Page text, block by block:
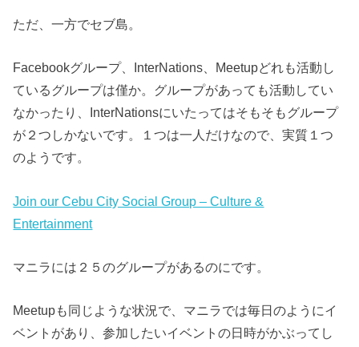
ただ、一方でセブ島。
Facebookグループ、InterNations、Meetupどれも活動し
ているグループは僅か。グループがあっても活動してい
なかったり、InterNationsにいたってはそもそもグループ
が２つしかないです。１つは一人だけなので、実質１つ
のようです。
Join our Cebu City Social Group – Culture &
Entertainment
マニラには２５のグループがあるのにです。
Meetupも同じような状況で、マニラでは毎日のようにイ
ベントがあり、参加したいイベントの日時がかぶってし